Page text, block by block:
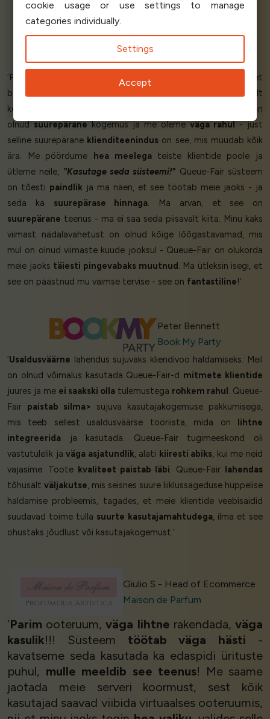
Marcus B - Head of IT
Scandinavian Travel
‘Pöördusime Queue-Fair poole, et aidata meie populaarset
broneerimisteenust tipptundidel. See võttis meie serveritelt
koormust, nagu arvata võis - see ongi selle töö. Queue-Fair on
olnudsuurepäranekogemus ja me olemeväga rahul- just
selline suurepärane klienditeenindus on see, mis muudab kõik
ära. Me pöördume hea meelegateiste klientide poole ja
ütleme neile, "Kasutage seda süsteemi!" Queue-Fair süsteem
on tõesti paindlikja ma näen, et see töötab meie jaoks - ja
seda ka suurepärase hinnaga. Ma arvan, et see on
suurepärane teenus - ma ei saa seda piisavalt kiita. Minu kaks
viimast nädalavahetust on olnud kõige lõõgastavamad, mis
mul on olnud viimaste kuude jooksul - Queue-Fair on olukorda
meie jaoks täiesti pingevabaks muutnud. Ma ütleksin isegi, et
see on päästnud mu vaimse tervise - see on fantastiline!’
Peter Bennett
Book My Party
‘Usaldusväärne lahendus sujuvaks kliendivoo haldamiseks. Meil
on olnud võimalus kasutada Queue-Fair-d mitmete klientide
juures ja me ei saakski olla tulemustega rohkem rahul. Queue-
Fair paistab silma> sujuva kasutajakogemuse pakkumisega,
mis teeb sellest usaldusväärse tööriista, mida on lihtne
integreerida ja kasutada. Queue-Fair tugimeeskond oli
vastutulelik javäga asjatundlik, alati kiiresti abiks, kui me neid
vajasime. Toote kvaliteet paistab läbi. Queue-Fair lahendas
tõhusalt väljakutse, mis seisnes suure liiklussageduse hüppelise
haldamise probleemis, tagades, et meie klientide veebisaidid
suudavad toime tulla suurte kasutajamahtudega, ilma et see
ohustaks jõudlust või kasutajakogemust.’
Giulio S - Head of Ecommerce
Maison de Parfum
‘Parim ooteruum,väga lihtne rakendada,väga
kasulik!!! Süsteem töötab väga hästi -
kavatseme seda kasutada ka edaspidi ürituste
puhul, mulle meeldib see teenus! Me saame
jaotada meie serveri koormust, sest kõik
kasutajad saavad viibida virtuaalses ooteruumis,
cookie usage or use settings to manage
categories individually.
Settings
Accept